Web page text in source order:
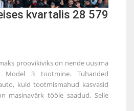
kvartalis 28 579
proovikiviks on nende uusima
Model 3 tootmine. Tuhanded
kuid tootmismahud kasvasid
masinavärk tööle saadud. Selle